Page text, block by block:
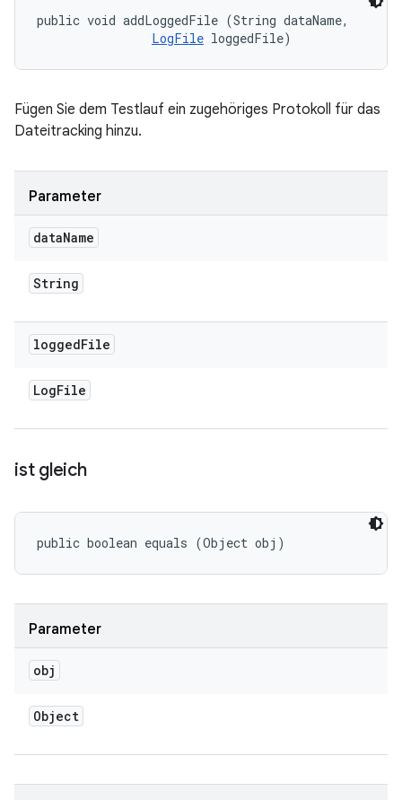
public void addLoggedFile (String dataName,
LogFile loggedFile)
Fügen Sie dem Testlauf ein zugehöriges Protokoll für das
Dateitracking hinzu.
Parameter
dataName
String
loggedFile
LogFile
ist gleich
public boolean equals (Object obj)
Parameter
obj
Object